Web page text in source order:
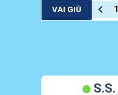
VAI GIÙ 1
S.S.